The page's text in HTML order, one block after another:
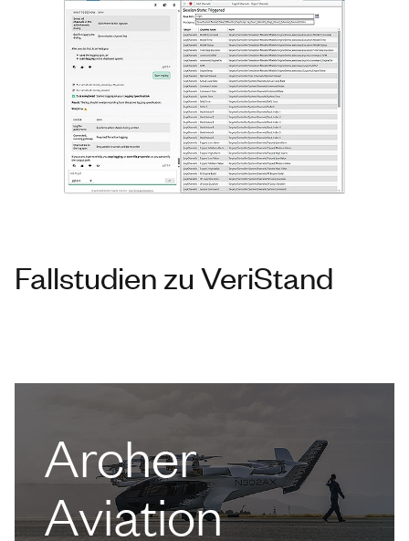
Fallstudien zu VeriStand
Archer
Aviation